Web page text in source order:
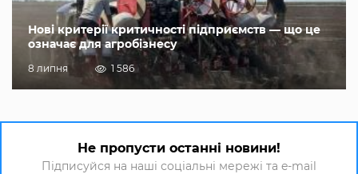
Нові критерії критичності підприємств — що це
означає для агробізнесу
8 липня 1 586
Не пропусти останні новини!
Підписуйся на наші соціальні мережі та e-mail